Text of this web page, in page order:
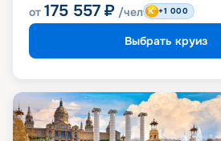
от 175 557 ₽ /чел +1 000
Выбрать круиз